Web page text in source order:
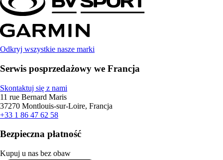
Odkryj wszystkie nasze marki
Serwis posprzedażowy we Francja
Skontaktuj się z nami
11 rue Bernard Maris
37270 Montlouis-sur-Loire, Francja
+33 1 86 47 62 58
Bezpieczna płatność
Kupuj u nas bez obaw